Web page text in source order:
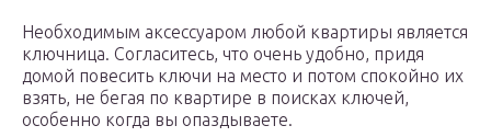
Необходимым аксессуаром любой квартиры является
ключница. Согласитесь, что очень удобно, придя
домой повесить ключи на место и потом спокойно их
взять, не бегая по квартире в поисках ключей,
особенно когда вы опаздываете.